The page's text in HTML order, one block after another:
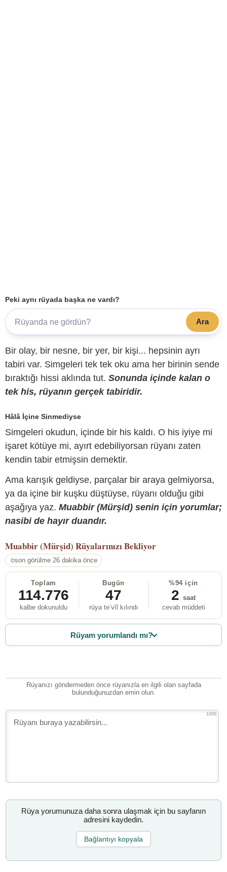
Peki aynı rüyada başka ne vardı?
Ara
Bir olay, bir nesne, bir yer, bir kişi... hepsinin ayrı
tabiri var. Simgeleri tek tek oku ama her birinin sende
bıraktığı hissi aklında tut. Sonunda içinde kalan o
tek his, rüyanın gerçek tabiridir.
Hâlâ İçine Sinmediyse
Simgeleri okudun, içinde bir his kaldı. O his iyiye mi
işaret kötüye mi, ayırt edebiliyorsan rüyanı zaten
kendin tabir etmişsin demektir.
Ama karışık geldiyse, parçalar bir araya gelmiyorsa,
ya da içine bir kuşku düştüyse, rüyanı olduğu gibi
aşağıya yaz. Muabbir (Mürşid) senin için yorumlar;
nasibi de hayır duandır.
Muabbir (Mürşid) Rüyalarınızı Bekliyor
son görülme 26 dakika önce
Toplam
114.776
kalbe dokunuldu
Bugün
47
rüya te’vîl kılındı
%94 için
2 saat
cevab müddeti
Rüyam yorumlandı mı?
Rüyanızı göndermeden önce rüyanızla en ilgili olan sayfada
bulunduğunuzdan emin olun.
1000
Rüya yorumunuza daha sonra ulaşmak için bu sayfanın
adresini kaydedin.
Bağlantıyı kopyala